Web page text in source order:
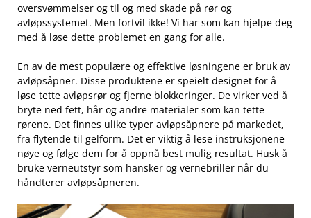
oversvømmelser og til ​og med skade på rør og
avløpssystemet. Men fortvil ikke! Vi har som kan hjelpe deg
med å løse dette problemet en gang ​for alle.
En⁤ av de mest populære og effektive løsningene er bruk av
avløpsåpner. Disse⁢ produktene er speielt designet for å
løse tette avløpsrør⁤ og fjerne blokkeringer. De virker ‌ved å
bryte ned fett, ⁣hår og andre materialer som⁤ kan​ tette
rørene. Det finnes ulike ⁣typer avløpsåpnere‌ på markedet,
fra flytende til ⁤gelform. ‌Det er viktig å ⁣lese instruksjonene
nøye og følge dem for å oppnå best mulig resultat. Husk å
bruke verneutstyr⁤ som hansker og vernebriller når du
⁣håndterer avløpsåpneren.